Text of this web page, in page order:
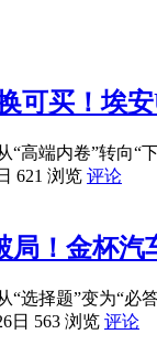
可买！埃
“高端内卷”转向
621 浏览 评论
局！金杯
“选择题”变为“
日 563 浏览 评论